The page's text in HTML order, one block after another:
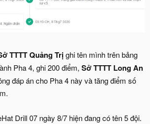
TTTT Quảng Trịghi tên mình trên bảng
Pha 4, ghi 200 điểm, Sở TTTT Long An
đáp án cho Pha 4 này và tăng điểm số
Drill 07 ngày 8/7 hiện đang có tên 5 đội.